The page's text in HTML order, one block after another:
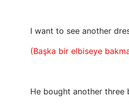
I want to see another
(Başka bir elbiseye
He bought another three